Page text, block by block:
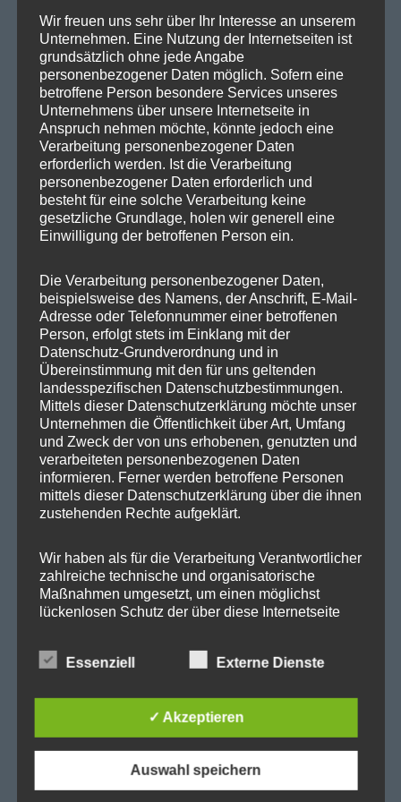
SPD Berlin
SPD Fraktion Berlin
SPD Reinickendorf
SPD Fraktion in der BVV
SPD Berliner Mitte
Wichtige Links
SPD in Startseite
Datenschutzerklärung
Kategorien
Abgeordnetenhaus
Aktuelles
BER
BER II
Cité Guynemer und Holzhauser Straße
Cité Pasteur
Heiligensee
Landesthemen
Mäckeritzwiesen
Neue Energien
Paracelsus-Bad
Wir freuen uns sehr über Ihr Interesse an unserem
Unternehmen. Eine Nutzung der Internetseiten ist
grundsätzlich ohne jede Angabe
personenbezogener Daten möglich. Sofern eine
betroffene Person besondere Services unseres
Unternehmens über unsere Internetseite in
Anspruch nehmen möchte, könnte jedoch eine
Verarbeitung personenbezogener Daten
erforderlich werden. Ist die Verarbeitung
personenbezogener Daten erforderlich und
besteht für eine solche Verarbeitung keine
gesetzliche Grundlage, holen wir generell eine
Einwilligung der betroffenen Person ein.
Die Verarbeitung personenbezogener Daten,
beispielsweise des Namens, der Anschrift, E-Mail-
Adresse oder Telefonnummer einer betroffenen
Person, erfolgt stets im Einklang mit der
Datenschutz-Grundverordnung und in
Übereinstimmung mit den für uns geltenden
landesspezifischen Datenschutzbestimmungen.
Mittels dieser Datenschutzerklärung möchte unser
Unternehmen die Öffentlichkeit über Art, Umfang
und Zweck der von uns erhobenen, genutzten und
verarbeiteten personenbezogenen Daten
informieren. Ferner werden betroffene Personen
mittels dieser Datenschutzerklärung über die ihnen
zustehenden Rechte aufgeklärt.
Wir haben als für die Verarbeitung Verantwortlicher
zahlreiche technische und organisatorische
Maßnahmen umgesetzt, um einen möglichst
lückenlosen Schutz der über diese Internetseite
sicherzustellen. Dennoch können Internetbasierte
Datenübertragungen grundsätzlich
Schutz nicht gewährleistet werden kann. Aus
diesem Grund steht es jeder betroffenen Person
frei, personenbezogene Daten auch auf
alternativen Wegen, beispielsweise telefonisch, an
uns zu übermitteln.
Essenziell Externe Dienste
✓ Akzeptieren
Auswahl speichern